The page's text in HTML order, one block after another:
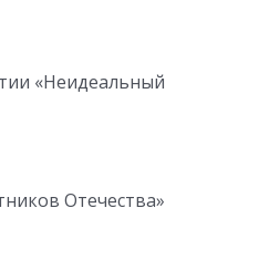
«Неидеальный
Отечества»